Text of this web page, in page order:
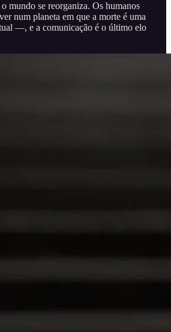
mundo se reorganiza. Os humanos
num planeta em que a morte é uma
—, e a comunicação é o último elo